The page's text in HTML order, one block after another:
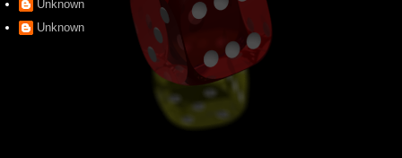
Unknown
Unknown